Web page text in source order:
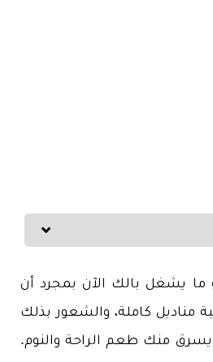
ما يشغل بالك الآن بمجرد أن
مناديل كاملة، والشعور بذلك
يسرق منك طعم الراحة والنوم.